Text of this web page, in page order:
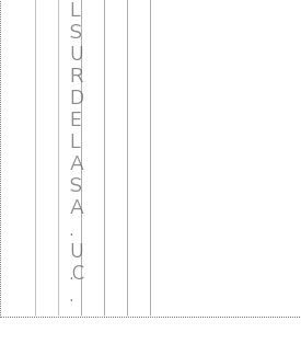
L
S
U
R
D
E
L
A
S
A
.
U
.C
.